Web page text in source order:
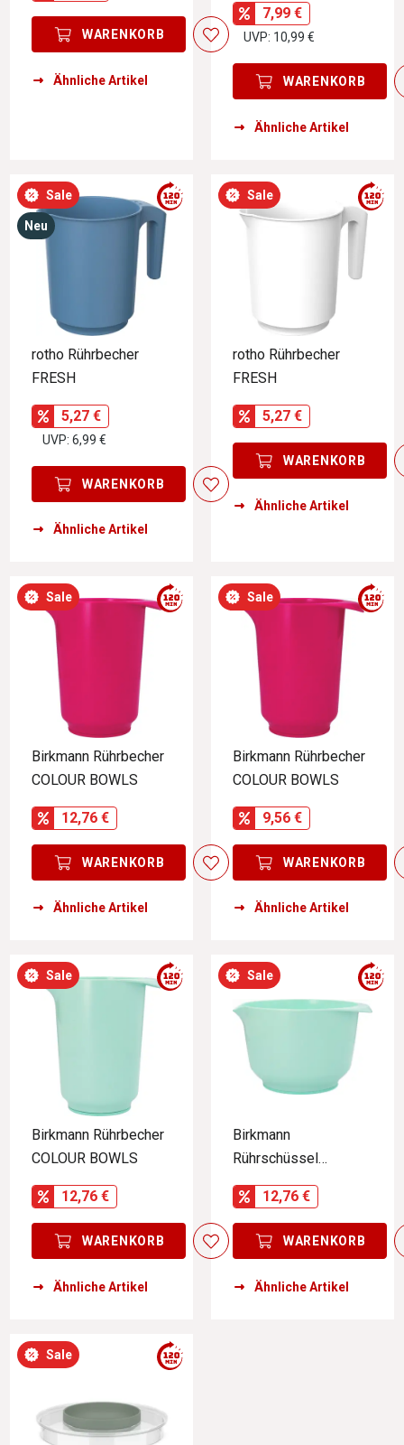
WARENKORB
Ähnliche Artikel
7,99 €
UVP: 10,99 €
WARENKORB
Ähnliche Artikel
Sale
Neu
rotho Rührbecher
FRESH
5,27 €
UVP: 6,99 €
WARENKORB
Ähnliche Artikel
Sale
rotho Rührbecher
FRESH
5,27 €
WARENKORB
Ähnliche Artikel
Sale
Birkmann Rührbecher
COLOUR BOWLS
12,76 €
WARENKORB
Ähnliche Artikel
Sale
Birkmann Rührbecher
COLOUR BOWLS
9,56 €
WARENKORB
Ähnliche Artikel
Sale
Birkmann Rührbecher
COLOUR BOWLS
12,76 €
WARENKORB
Ähnliche Artikel
Sale
Birkmann
Rührschüssel
COLOUR BOWLS
12,76 €
WARENKORB
Ähnliche Artikel
Sale